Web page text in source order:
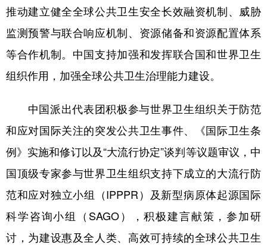
推动建立健全全球公共卫生安全长效融资机制、威胁
监测预警与联合响应机制、资源储备和资源配置体系
等合作机制。中国支持加强和发挥联合国和世界卫生
组织作用，加强全球公共卫生治理能力建设。
中国派出代表团积极参与世界卫生组织关于防范
和应对国际关注的突发公共卫生事件、《国际卫生条
例》实施和修订以及“大流行协定”谈判等议题审议，中
国顶级专家参与世界卫生组织支持下成立的大流行防
范和应对独立小组（IPPPR）及新型病原体起源国际
科学咨询小组（SAGO），积极建言献策，参加研
讨，为建设惠及全人类、高效可持续的全球公共卫生